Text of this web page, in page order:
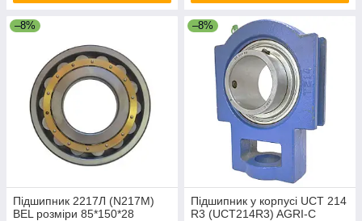
–8%
Підшипник 2217Л (N217M)
BEL розміри 85*150*28
–8%
Підшипник у корпусі UCT 214
R3 (UCT214R3) AGRI-C